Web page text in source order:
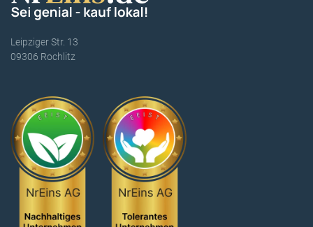
Leipziger Str. 13
09306 Rochlitz